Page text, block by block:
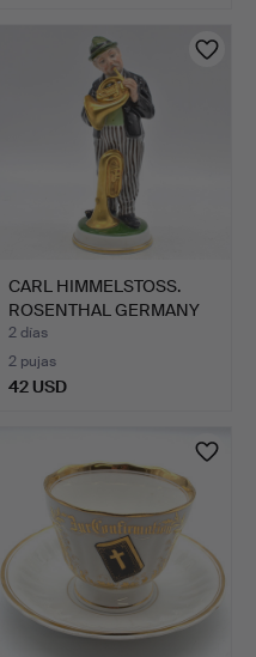
CARL HIMMELSTOSS.
ROSENTHAL GERMANY
(SELB)…
2 días
2 pujas
42 USD